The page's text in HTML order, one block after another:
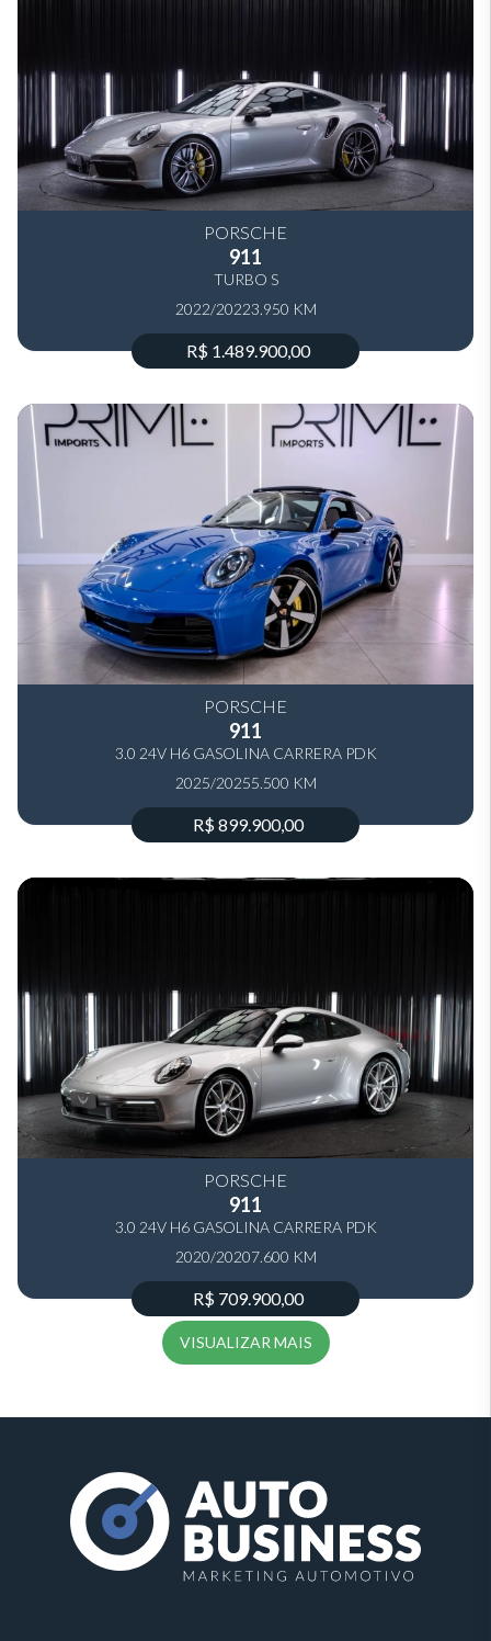
PORSCHE
911
TURBO S
2022/20223.950 KM
R$ 1.489.900,00
PORSCHE
911
3.0 24V H6 GASOLINA CARRERA PDK
2025/20255.500 KM
R$ 899.900,00
PORSCHE
911
3.0 24V H6 GASOLINA CARRERA PDK
2020/20207.600 KM
R$ 709.900,00
VISUALIZAR MAIS